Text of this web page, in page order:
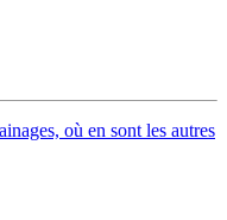
où en sont les autres